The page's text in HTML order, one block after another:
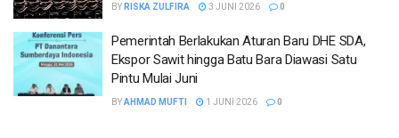
BY RISKA ZULFIRA 3 JUNI 2026 0
Pemerintah Berlakukan Aturan Baru DHE SDA,
Ekspor Sawit hingga Batu Bara Diawasi Satu
Pintu Mulai Juni
BYAHMAD MUFTI 1 JUNI 2026 0